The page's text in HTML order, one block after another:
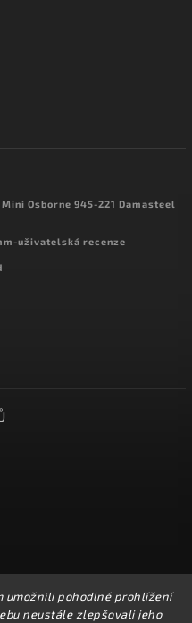
umožnili pohodlné prohlížení
neustále zlepšovali jeho
Osborne 945-221 Damasteel
uživatelská recenze